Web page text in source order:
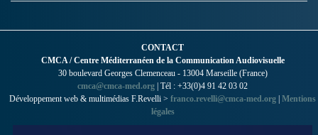
CONTACT
CMCA / Centre Méditerranéen de la Communication Audiovisuelle
30 boulevard Georges Clemenceau - 13004 Marseille (France)
cmca@cmca-med.org | Tél : +33(0)4 91 42 03 02
Développement web & multimédias F.Revelli > franco.revelli@cmca-med.org | Mentions
légales